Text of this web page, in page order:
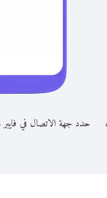
حدد جهة الاتصال في